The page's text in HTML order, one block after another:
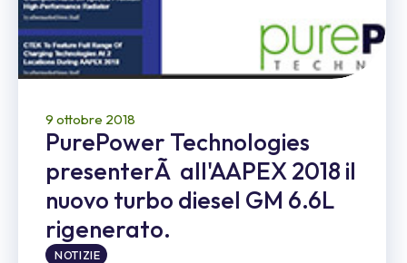
9 ottobre 2018
PurePower Technologies
presenterÃ all'AAPEX 2018 il
nuovo turbo diesel GM 6.6L
rigenerato.
NOTIZIE